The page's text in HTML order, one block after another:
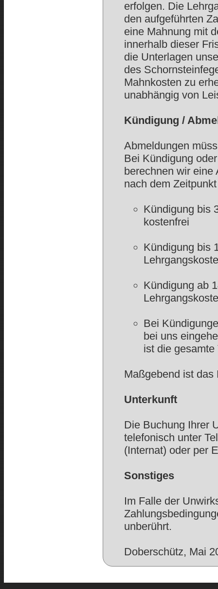
erfolgen. Die
den aufgeführten
eine Mahnung mit
innerhalb dieser
die Unterlagen
des
Mahnkosten zu
unabhängig von
Kündigung /
Abmeldungen
Bei Kündigung
berechnen wir
nach dem
Kündigung bis
kostenfrei
Kündigung bis
Kündigung ab
Bei
bei uns
ist die
Maßgebend ist das
Unterkunft
Die Buchung Ihrer
telefonisch unter
(Internat) oder per
Sonstiges
Im Falle der
unberührt.
Doberschütz, Mai